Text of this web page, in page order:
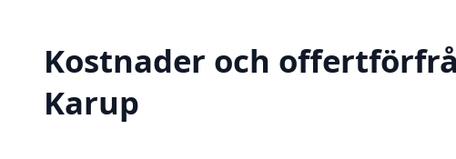
Kostnader och
Karup